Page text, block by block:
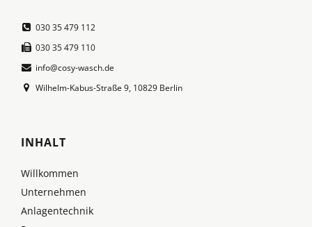
030 35 479 112
030 35 479 110
info@cosy-wasch.de
Wilhelm-Kabus-Straße 9, 10829 Berlin
INHALT
Willkommen
Unternehmen
Anlagentechnik